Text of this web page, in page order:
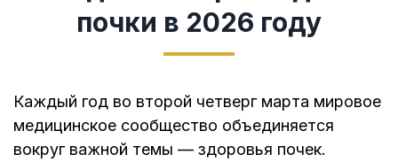
почки в 2026 году
Каждый год во второй четверг марта мировое
медицинское сообщество объединяется
вокруг важной темы — здоровья почек.